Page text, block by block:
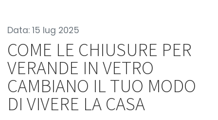
Data: 15 lug 2025
COME LE CHIUSURE PER
VERANDE IN VETRO
CAMBIANO IL TUO MODO
DI VIVERE LA CASA